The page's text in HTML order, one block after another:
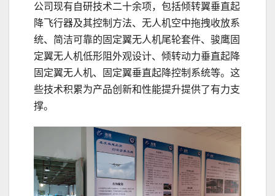
公司现有自研技术二十余项，包括倾转翼垂直起
降飞行器及其控制方法、无人机空中拖拽收放系
统、简洁可靠的固定翼无人机尾轮套件、骏鹰固
定翼无人机低形阻外观设计、倾转动力垂直起降
固定翼无人机、固定翼垂直起降控制系统等。这
些技术积累为产品创新和性能提升提供了有力支
撑。